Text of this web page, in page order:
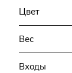
Цвет
Вес
Входы